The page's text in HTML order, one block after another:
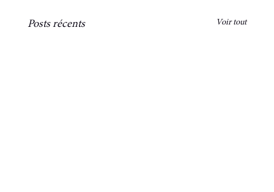
Posts récents Voir tout